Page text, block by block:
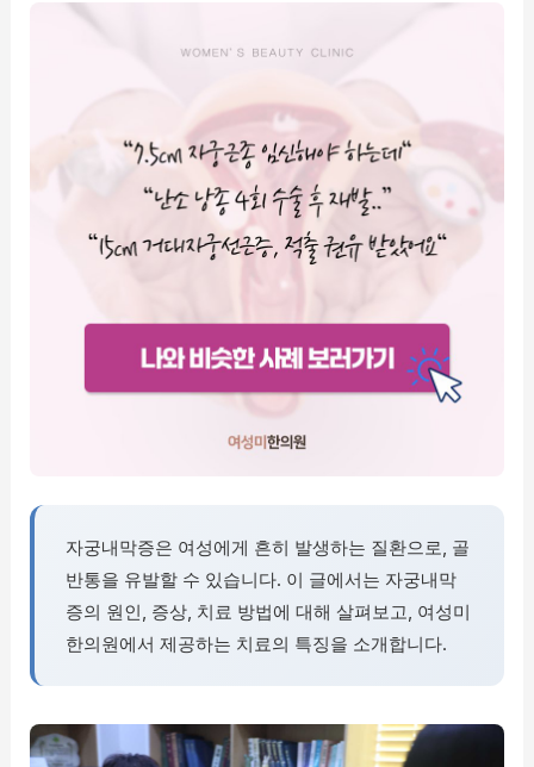
자궁내막증은 여성에게 흔히 발생하는 질환으로, 골
반통을 유발할 수 있습니다. 이 글에서는 자궁내막
증의 원인, 증상, 치료 방법에 대해 살펴보고, 여성미
한의원에서 제공하는 치료의 특징을 소개합니다.